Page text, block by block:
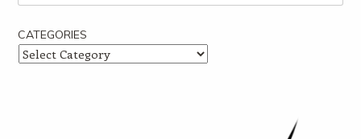
CATEGORIES
Categories